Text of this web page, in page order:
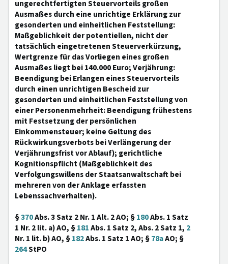
ungerechtfertigten Steuervorteils großen
Ausmaßes durch eine unrichtige Erklärung zur
gesonderten und einheitlichen Feststellung:
Maßgeblichkeit der potentiellen, nicht der
tatsächlich eingetretenen Steuerverkürzung,
Wertgrenze für das Vorliegen eines großen
Ausmaßes liegt bei 140.000 Euro; Verjährung:
Beendigung bei Erlangen eines Steuervorteils
durch einen unrichtigen Bescheid zur
gesonderten und einheitlichen Feststellung von
einer Personenmehrheit: Beendigung frühestens
mit Festsetzung der persönlichen
Einkommensteuer; keine Geltung des
Rückwirkungsverbots bei Verlängerung der
Verjährungsfrist vor Ablauf); gerichtliche
Kognitionspflicht (Maßgeblichkeit des
Verfolgungswillens der Staatsanwaltschaft bei
mehreren von der Anklage erfassten
Lebenssachverhalten).
§370Abs. 3 Satz 2 Nr. 1 Alt. 2 AO; §180Abs. 1 Satz
1 Nr. 2 lit. a) AO, §181Abs. 1 Satz 2, Abs. 2 Satz 1, 2
Nr. 1 lit. b) AO, §182Abs. 1 Satz 1 AO; §78aAO; §
264StPO